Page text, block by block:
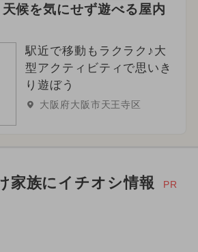
候を気にせず遊べる屋内
駅近で移動もラクラク♪大
型アクティビティで思いき
り遊ぼう
大阪府大阪市天王寺区
家族にイチオシ情報 PR